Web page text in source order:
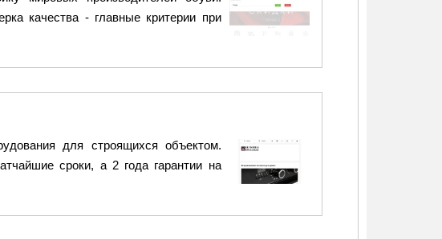
качества - главные критерии при
для строящихся объектом.
сроки, а 2 года гарантии на